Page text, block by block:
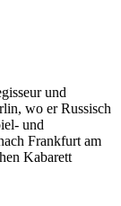
und
wo er Russisch
und
Frankfurt am
Kabarett